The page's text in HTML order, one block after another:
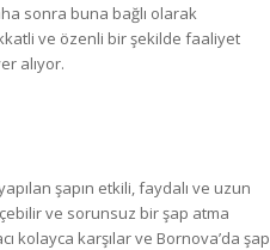
sonra buna bağlı olarak
ve özenli bir şekilde faaliyet
alıyor.
şapın etkili, faydalı ve uzun
ve sorunsuz bir şap atma
kolayca karşılar ve Bornova’da şap